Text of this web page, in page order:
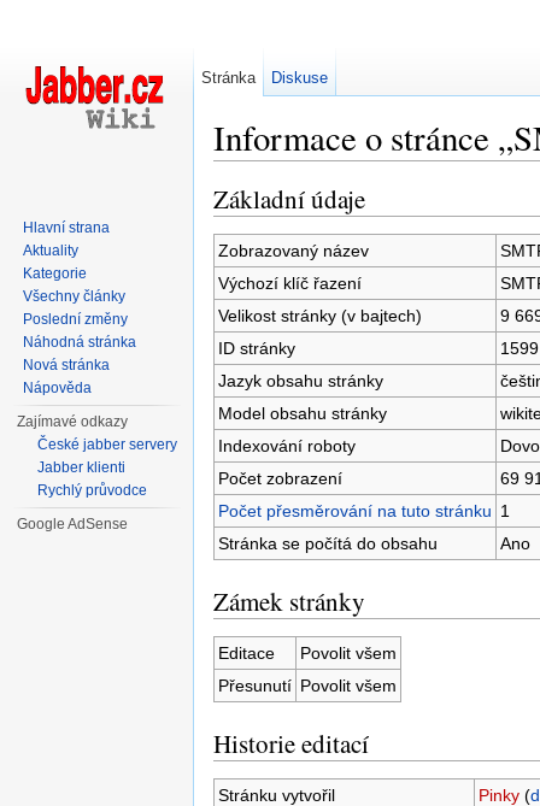
Informace o stránce
Základní údaje
Zobrazovaný název
Výchozí klíč řazení
Velikost stránky (v bajtech)
9
ID stránky
1599
Jazyk obsahu stránky
Model obsahu stránky
Indexování roboty
Počet zobrazení
69
Počet přesměrování na tuto stránku 1
Stránka se počítá do obsahu
Ano
Zámek stránky
Editace
Povolit všem
Přesunutí Povolit všem
Historie editací
Stránku vytvořil Pinky (
Stránka Diskuse
Hlavní strana
Aktuality
Kategorie
Všechny články
Poslední změny
Náhodná stránka
Nová stránka
Nápověda
Zajímavé odkazy
České jabber servery
Jabber klienti
Rychlý průvodce
Google AdSense